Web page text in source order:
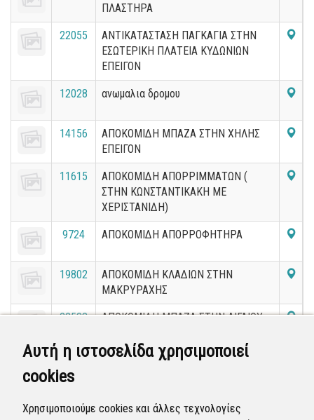
Αυτή η ιστοσελίδα χρησιμοποιεί
cookies
Χρησιμοποιούμε cookies και άλλες τεχνολογίες
ΠΛΑΣΤΗΡΑ
22055
ΑΝΤΙΚΑΤΑΣΤΑΣΗ ΠΑΓΚΑΓΙΑ ΣΤΗΝ
ΕΣΩΤΕΡΙΚΗ ΠΛΑΤΕΙΑ ΚΥΔΩΝΙΩΝ
ΕΠΕΙΓΟΝ
12028 ανωμαλια δρομου
14156
ΑΠΟΚΟΜΙΔΗ ΜΠΑΖΑ ΣΤΗΝ ΧΗΛΗΣ
ΕΠΕΙΓΟΝ
11615
ΑΠΟΚΟΜΙΔΗ ΑΠΟΡΡΙΜΜΑΤΩΝ (
ΣΤΗΝ ΚΩΝΣΤΑΝΤΙΚΑΚΗ ΜΕ
ΧΕΡΙΣΤΑΝΙΔΗ)
9724 ΑΠΟΚΟΜΙΔΗ ΑΠΟΡΡΟΦΗΤΗΡΑ
19802
ΑΠΟΚΟΜΙΔΗ ΚΛΑΔΙΩΝ ΣΤΗΝ
ΜΑΚΡΥΡΑΧΗΣ
22583
ΑΠΟΚΟΜΙΔΗ ΜΠΑΖΑ ΣΤΗΝ ΑΙΓΑΙΟΥ
11664
ΑΠΟΚΟΜΙΔΗ ΟΓΚΩΔΗ (ΣΤΗΝ
17359
ΑΠΟΚΟΜΙΔΗ ΟΓΚΩΔΗ ΣΤΗΝ ΚΟΥΛΑ